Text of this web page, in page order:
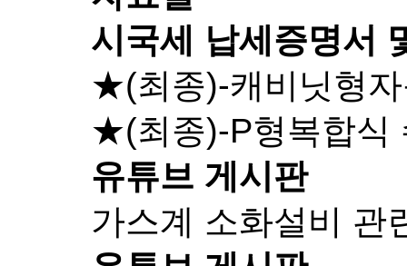
시국세 납세증명서
★(최종)-캐비닛형
★(최종)-P형복합
유튜브 게시판
가스계 소화설비 관